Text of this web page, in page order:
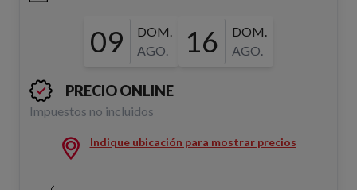
09
DOM.
AGO.
16
DOM.
AGO.
PRECIO ONLINE
Impuestos no incluidos
Indique ubicación para mostrar precios